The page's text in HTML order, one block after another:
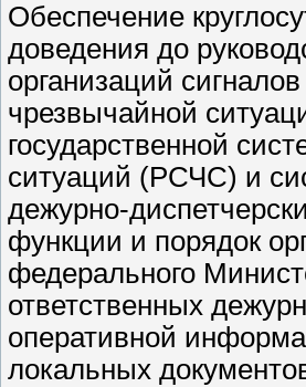
Обеспечение
доведения до
организаций
чрезвычайной
государственной
ситуаций (РСЧС) и
дежурно-
функции и порядок
федерального
ответственных
оперативной
локальных